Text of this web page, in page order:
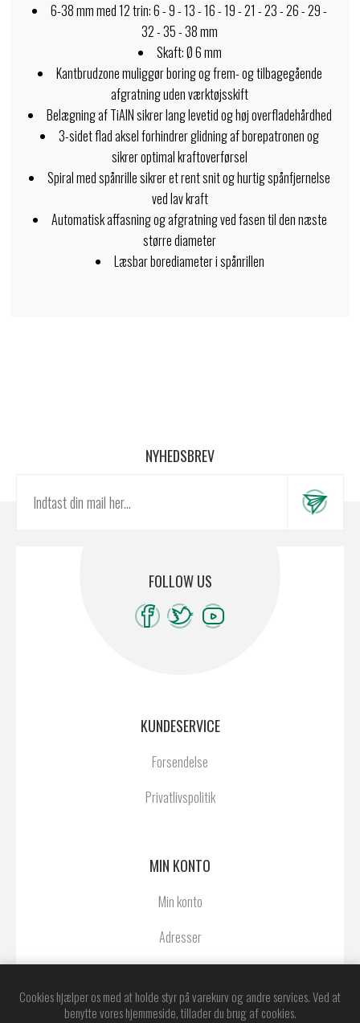
6-38 mm med 12 trin: 6 - 9 - 13 - 16 - 19 - 21 - 23 - 26 - 29 -
32 - 35 - 38 mm
Skaft: Ø 6 mm
Kantbrudzone muliggør boring og frem- og tilbagegående
afgratning uden værktøjsskift
Belægning af TiAlN sikrer lang levetid og høj overfladehårdhed
3-sidet flad aksel forhindrer glidning af borepatronen og
sikrer optimal kraftoverførsel
Spiral med spånrille sikrer et rent snit og hurtig spånfjernelse
ved lav kraft
Automatisk affasning og afgratning ved fasen til den næste
større diameter
Læsbar borediameter i spånrillen
NYHEDSBREV
FOLLOW US
KUNDESERVICE
Forsendelse
Privatlivspolitik
MIN KONTO
Min konto
Adresser
Cookies hjælper os med at holde styr på varekurv og andre services. Ved at
benytte vores hjemmeside, tillader du brug af cookies.